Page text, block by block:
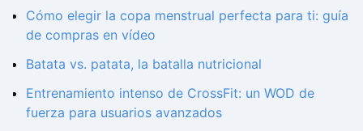
Cómo elegir la copa menstrual perfecta para ti: guía
de compras en vídeo
Batata vs. patata, la batalla nutricional
Entrenamiento intenso de CrossFit: un WOD de
fuerza para usuarios avanzados